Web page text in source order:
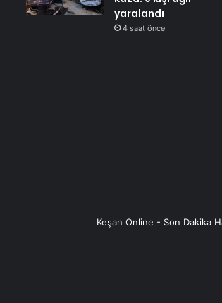
yaralandı
4 saat önce
Keşan Online - Son Dakika